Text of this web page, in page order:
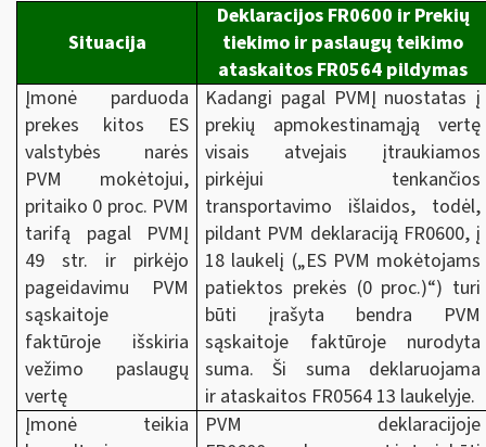
Situacija
Deklaracijos FR0600 ir Prekių
tiekimo ir paslaugų teikimo
ataskaitos FR0564 pildymas
Įmonė parduoda
prekes kitos ES
valstybės narės
PVM mokėtojui,
pritaiko 0 proc. PVM
tarifą pagal PVMĮ
49 str. ir pirkėjo
pageidavimu PVM
sąskaitoje
faktūroje išskiria
vežimo paslaugų
vertę
Kadangi pagal PVMĮ nuostatas į
prekių apmokestinamąją vertę
visais atvejais įtraukiamos
pirkėjui tenkančios
transportavimo išlaidos, todėl,
pildant PVM deklaraciją FR0600, į
18 laukelį („ES PVM mokėtojams
patiektos prekės (0 proc.)“) turi
būti įrašyta bendra PVM
sąskaitoje faktūroje nurodyta
suma. Ši suma deklaruojama
ir ataskaitos FR0564 13 laukelyje.
Įmonė teikia
PVM deklaracijoje